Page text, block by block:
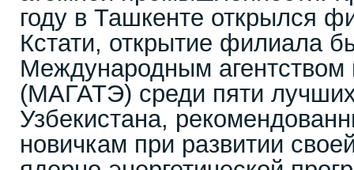
году в Ташкенте
Кстати, открытие филиала
Международным агентством
(МАГАТЭ) среди пяти
Узбекистана,
новичкам при развитии